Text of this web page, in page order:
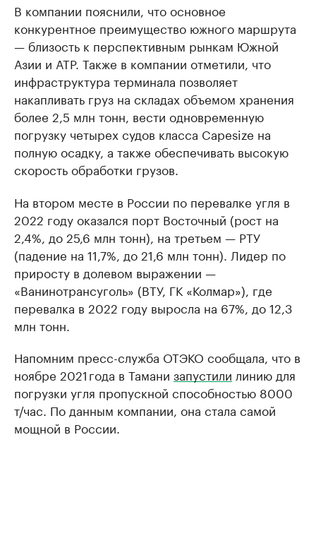
В компании пояснили, что основное
конкурентное преимущество южного маршрута
— близость к перспективным рынкам Южной
Азии и АТР. Также в компании отметили, что
инфраструктура терминала позволяет
накапливать груз на складах объемом хранения
более 2,5 млн тонн, вести одновременную
погрузку четырех судов класса Capesize на
полную осадку, а также обеспечивать высокую
скорость обработки грузов.
На втором месте в России по перевалке угля в
2022 году оказался порт Восточный (рост на
2,4%, до 25,6 млн тонн), на третьем — РТУ
(падение на 11,7%, до 21,6 млн тонн). Лидер по
приросту в долевом выражении —
«Ванинотрансуголь» (ВТУ, ГК «Колмар»), где
перевалка в 2022 году выросла на 67%, до 12,3
млн тонн.
Напомним пресс-служба ОТЭКО сообщала, что в
ноябре 2021 года в Тамани запустили линию для
погрузки угля пропускной способностью 8000
т/час. По данным компании, она стала самой
мощной в России.